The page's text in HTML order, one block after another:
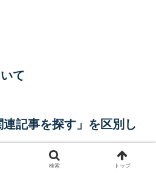
て
連記事を探す」を区別し
検索 トップ